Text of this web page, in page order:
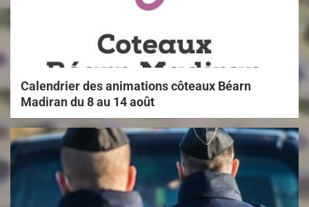
Calendrier des animations côteaux Béarn
Madiran du 8 au 14 août